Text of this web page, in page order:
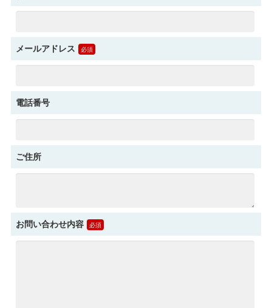
メールアドレス
電話番号
ご住所
お問い合わせ内容